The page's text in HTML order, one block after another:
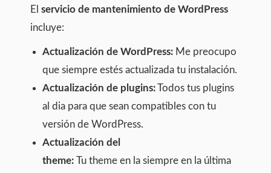
El servicio de mantenimiento de WordPress
incluye:
Actualización de WordPress: Me preocupo
que siempre estés actualizada tu instalación.
Actualización de plugins:Todos tus plugins
al dia para que sean compatibles con tu
versión de WordPress.
Actualización del
theme: Tu theme en la siempre en la última